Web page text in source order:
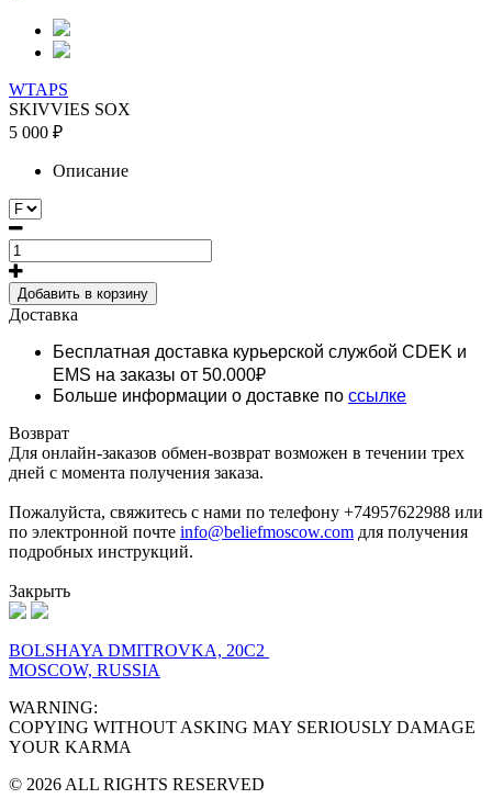
WTAPS
SKIVVIES SOX
5 000 ₽
Описание
Добавить в корзину
Доставка
Бесплатная доставка курьерской службой CDEK и
EMS на заказы от 50.000₽
Больше информации о доставке по ссылке
Возврат
Для онлайн-заказов обмен-возврат возможен в течении трех
дней с момента получения заказа.
Пожалуйста, свяжитесь с нами по телефону +74957622988 или
по электронной почте info@beliefmoscow.com для получения
подробных инструкций.
Закрыть
BOLSHAYA DMITROVKA, 20C2
MOSCOW, RUSSIA
WARNING:
COPYING WITHOUT ASKING MAY SERIOUSLY DAMAGE
YOUR KARMA
© 2026 ALL RIGHTS RESERVED